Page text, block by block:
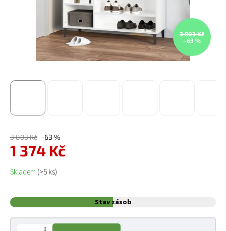
3 803 Kč
–63 %
3 803 Kč –63 %
1 374 Kč
Měrná cena:
Skladem (>5 ks)
Stav zásob